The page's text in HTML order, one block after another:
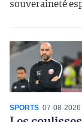
souveraineté
SPORTS 07-08-2026